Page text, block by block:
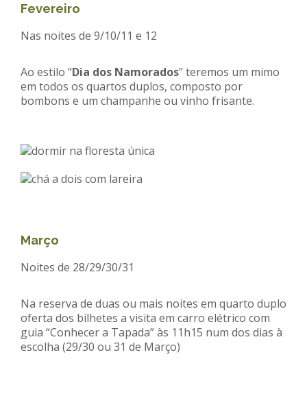
Fevereiro
Nas noites de 9/10/11 e 12
Ao estilo “Dia dos Namorados” teremos um mimo
em todos os quartos duplos, composto por
bombons e um champanhe ou vinho frisante.
Março
Noites de 28/29/30/31
Na reserva de duas ou mais noites em quarto duplo
oferta dos bilhetes a visita em carro elétrico com
guia “Conhecer a Tapada” às 11h15 num dos dias à
escolha (29/30 ou 31 de Março)